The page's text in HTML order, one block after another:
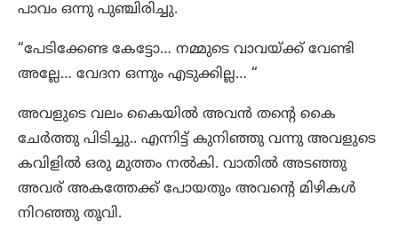
പാവം ഒന്നു പുഞ്ചിരിച്ചു.
“പേടിക്കേണ്ട കേട്ടോ… നമ്മുടെ വാവയ്ക്ക് വേണ്ടി
അല്ലേ… വേദന ഒന്നും എടുക്കില്ല… “
അവളുടെ വലം കൈയിൽ അവൻ തന്റെ കൈ
ചേർത്തു പിടിച്ചു.. എന്നിട്ട് കുനിഞ്ഞു വന്നു അവളുടെ
കവിളിൽ ഒരു മുത്തം നൽകി. വാതിൽ അടഞ്ഞു
അവര് അകത്തേക്ക് പോയതും അവന്റെ മിഴികൾ
നിറഞ്ഞു തൂവി.